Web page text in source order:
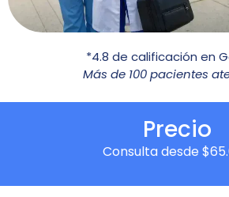
*4.8 de calificación en
Más de 100 pacientes
Precio
Consulta desde